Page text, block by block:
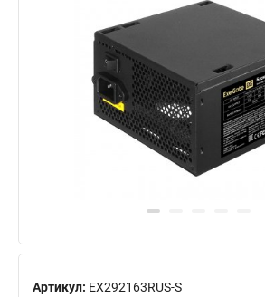
Артикул: EX292163RUS-S